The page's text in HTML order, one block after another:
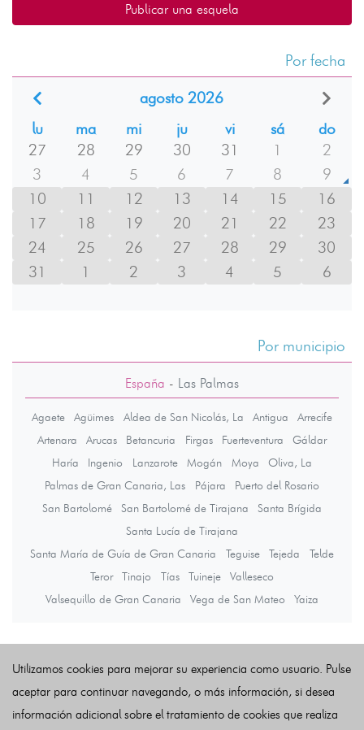
Publicar una esquela
Por fecha
agosto 2026
lu
ma mi ju vi sá
do
27
28 29 30 31 1
2
3
4 5 6 7 8
9
10
11 12 13 14 15
16
17
18 19 20 21 22
23
24
25 26 27 28 29
30
31
1 2 3 4 5 6
Por municipio
España - Las Palmas
Agaete Agüimes Aldea de San Nicolás, La Antigua
Arrecife
Artenara
Arucas Betancuria Firgas Fuerteventura
Gáldar
Haría
Ingenio Lanzarote Mogán Moya
Oliva, La
Palmas de Gran Canaria, Las
Pájara
Puerto del Rosario
San Bartolomé
San Bartolomé de Tirajana
Santa Brígida
Santa Lucía de Tirajana
Santa María de Guía de Gran Canaria
Teguise Tejeda
Telde
Teror
Tinajo Tías Tuineje
Valleseco
Valsequillo de Gran Canaria
Vega de San Mateo Yaiza
Utilizamos cookies para mejorar su experiencia como usuario. Pulse
aceptar para continuar navegando, o más información, si desea
información adicional sobre el tratamiento de cookies que realiza